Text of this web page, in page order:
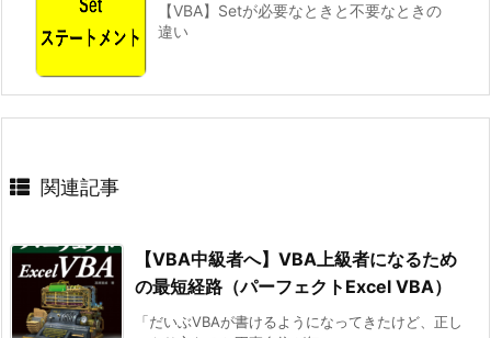
【VBA】Setが必要なときと不要なときの
違い
関連記事
【VBA中級者へ】VBA上級者になるため
の最短経路（パーフェクトExcel VBA）
「だいぶVBAが書けるようになってきたけど、正し